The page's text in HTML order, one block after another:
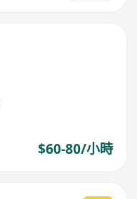
$60-80/小時